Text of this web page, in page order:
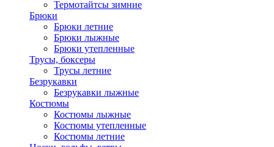
Термотайтсы зимние
Брюки
Брюки летние
Брюки лыжные
Брюки утепленные
Трусы, боксеры
Трусы летние
Безрукавки
Безрукавки лыжные
Костюмы
Костюмы лыжные
Костюмы утепленные
Костюмы летние